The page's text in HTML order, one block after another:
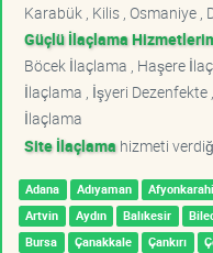
Karabük , Kilis , Osmaniye ,
Güçlü İlaçlama
Böcek İlaçlama , Haşere
İlaçlama , İşyeri
İlaçlama
Site İlaçlama hizmeti
Adana Adıyaman
Artvin
Aydın Balıkesir
Bursa
Çanakkale Çankırı